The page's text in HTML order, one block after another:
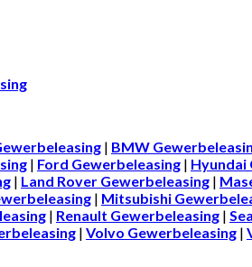
| BMW
| Ford Gewerbeleasing | Hyundai
| Land Rover Gewerbeleasing |
| Mitsubishi
| Renault Gewerbeleasing |
| Volvo Gewerbeleasing |